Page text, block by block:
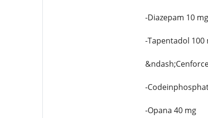
-Diazepam 10 mg
-Tapentadol 100
-
-Opana 40 mg